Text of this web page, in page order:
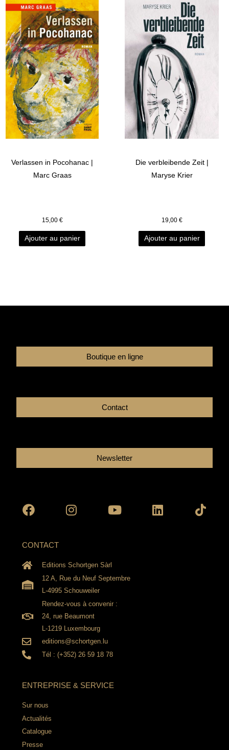
Verlassen in Pocohanac |
Marc Graas
15,00 €
Ajouter au panier
Die verbleibende Zeit |
Maryse Krier
19,00 €
Ajouter au panier
Boutique en ligne
Contact
Newsletter
CONTACT
Editions Schortgen Sàrl
12 A, Rue du Neuf Septembre
L-4995 Schouweiler
Rendez-vous à convenir :
24, rue Beaumont
L-1219 Luxembourg
editions@schortgen.lu
Tél : (+352) 26 59 18 78
ENTREPRISE & SERVICE
Sur nous
Actualités
Catalogue
Presse